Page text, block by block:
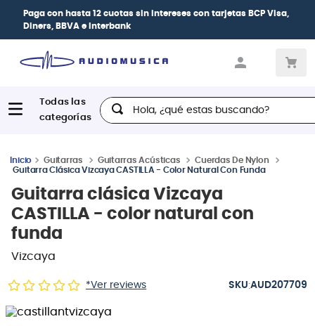
Paga con hasta 12 cuotas sin intereses con tarjetas BCP Visa,
Diners, BBVA e Interbank
Hola, ¿qué estas buscando?
Guitarras Guitarras Acústicas
Cuerdas De Nylon
Guitarra Clásica Vizcaya CASTILLA - Color Natural Con Funda
Guitarra clásica Vizcaya
CASTILLA - color natural con
funda
Vizcaya
*Ver reviews :AUD207709